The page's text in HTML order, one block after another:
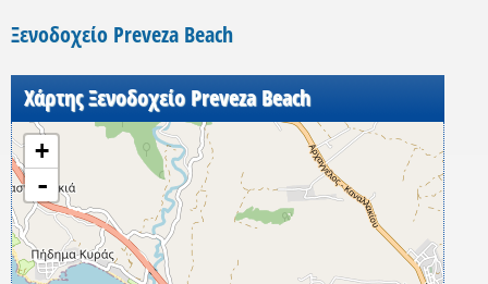
Ξενοδοχείο Preveza Beach
Χάρτης Ξενοδοχείο Preveza Beach
+
-